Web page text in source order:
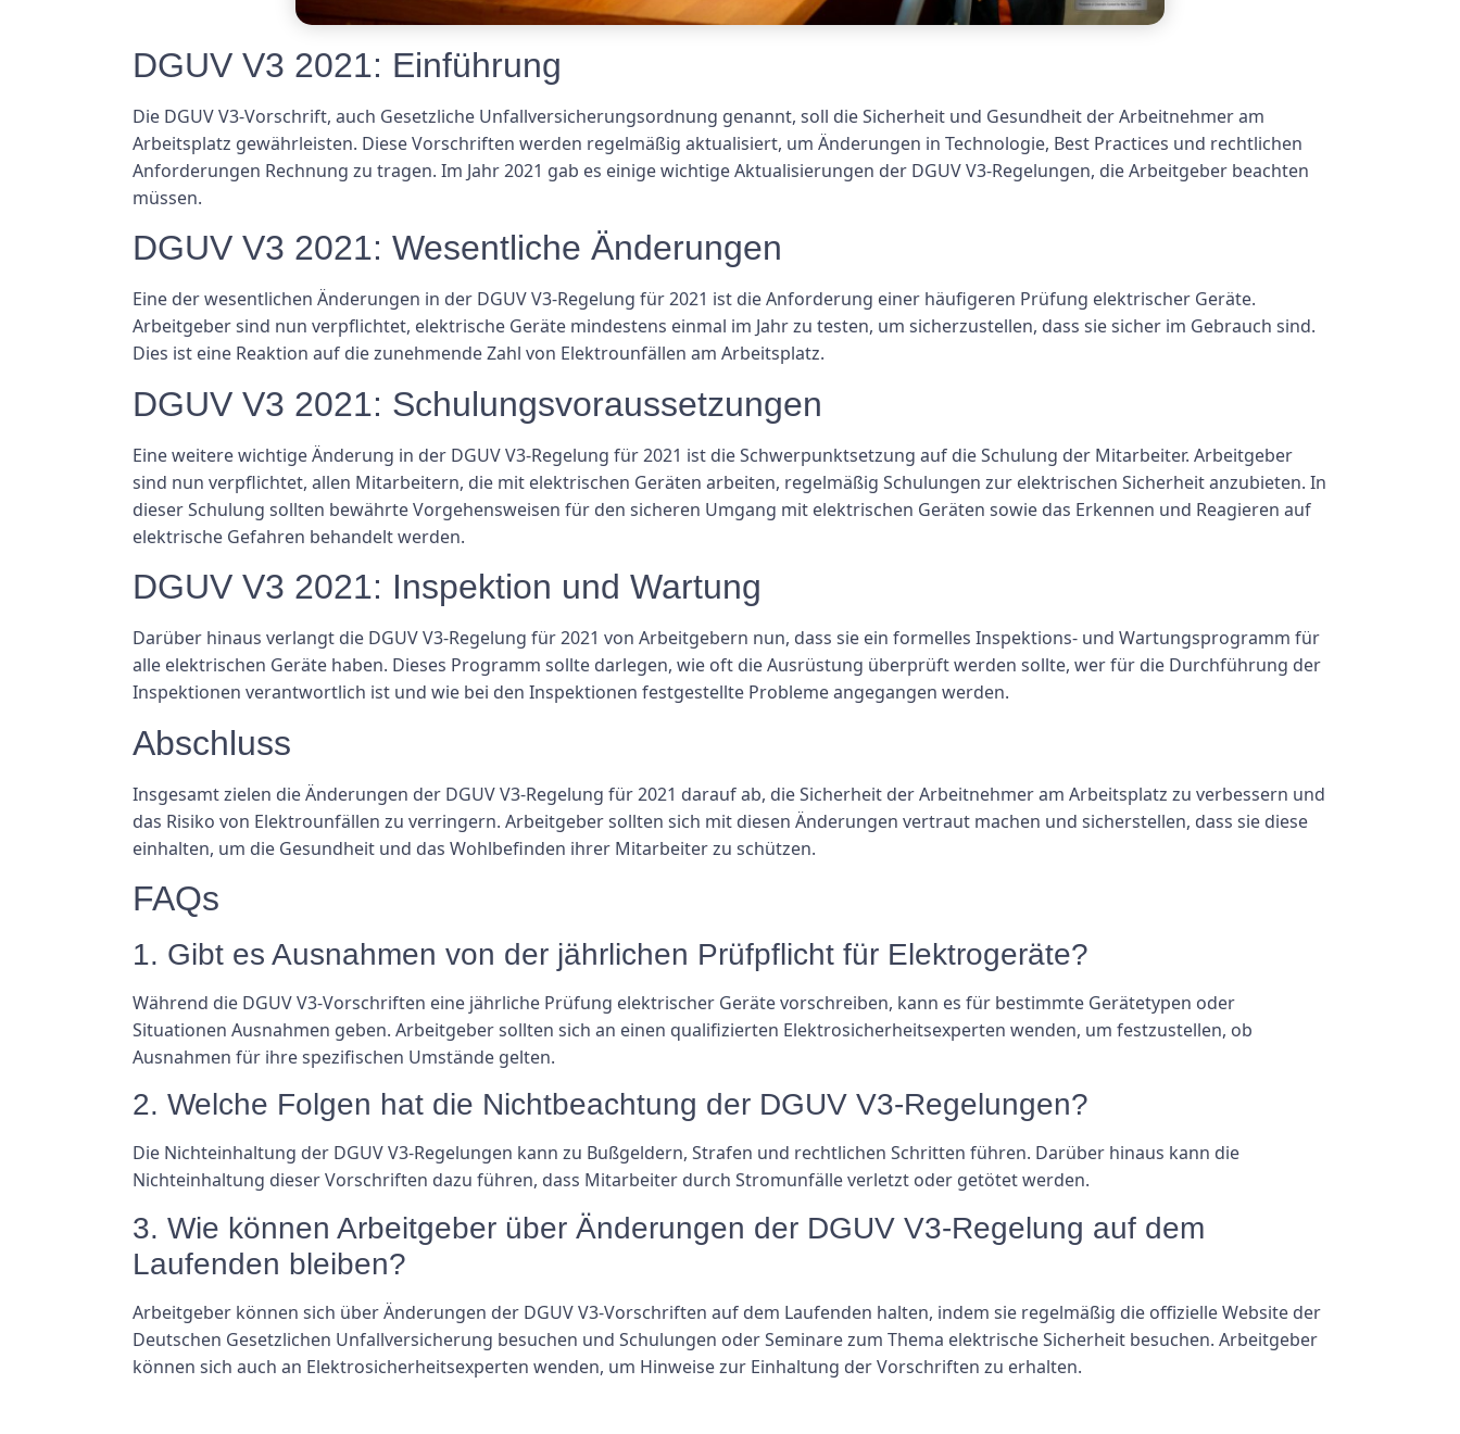
DGUV V3 2021: Einführung
Die DGUV V3-Vorschrift, auch Gesetzliche Unfallversicherungsordnung genannt, soll die Sicherheit und Gesundheit der Arbeitnehmer am
Arbeitsplatz gewährleisten. Diese Vorschriften werden regelmäßig aktualisiert, um Änderungen in Technologie, Best Practices und rechtlichen
Anforderungen Rechnung zu tragen. Im Jahr 2021 gab es einige wichtige Aktualisierungen der DGUV V3-Regelungen, die Arbeitgeber beachten
müssen.
DGUV V3 2021: Wesentliche Änderungen
Eine der wesentlichen Änderungen in der DGUV V3-Regelung für 2021 ist die Anforderung einer häufigeren Prüfung elektrischer Geräte.
Arbeitgeber sind nun verpflichtet, elektrische Geräte mindestens einmal im Jahr zu testen, um sicherzustellen, dass sie sicher im Gebrauch sind.
Dies ist eine Reaktion auf die zunehmende Zahl von Elektrounfällen am Arbeitsplatz.
DGUV V3 2021: Schulungsvoraussetzungen
Eine weitere wichtige Änderung in der DGUV V3-Regelung für 2021 ist die Schwerpunktsetzung auf die Schulung der Mitarbeiter. Arbeitgeber
sind nun verpflichtet, allen Mitarbeitern, die mit elektrischen Geräten arbeiten, regelmäßig Schulungen zur elektrischen Sicherheit anzubieten. In
dieser Schulung sollten bewährte Vorgehensweisen für den sicheren Umgang mit elektrischen Geräten sowie das Erkennen und Reagieren auf
elektrische Gefahren behandelt werden.
DGUV V3 2021: Inspektion und Wartung
Darüber hinaus verlangt die DGUV V3-Regelung für 2021 von Arbeitgebern nun, dass sie ein formelles Inspektions- und Wartungsprogramm für
alle elektrischen Geräte haben. Dieses Programm sollte darlegen, wie oft die Ausrüstung überprüft werden sollte, wer für die Durchführung der
Inspektionen verantwortlich ist und wie bei den Inspektionen festgestellte Probleme angegangen werden.
Abschluss
Insgesamt zielen die Änderungen der DGUV V3-Regelung für 2021 darauf ab, die Sicherheit der Arbeitnehmer am Arbeitsplatz zu verbessern und
das Risiko von Elektrounfällen zu verringern. Arbeitgeber sollten sich mit diesen Änderungen vertraut machen und sicherstellen, dass sie diese
einhalten, um die Gesundheit und das Wohlbefinden ihrer Mitarbeiter zu schützen.
FAQs
1. Gibt es Ausnahmen von der jährlichen Prüfpflicht für Elektrogeräte?
Während die DGUV V3-Vorschriften eine jährliche Prüfung elektrischer Geräte vorschreiben, kann es für bestimmte Gerätetypen oder
Situationen Ausnahmen geben. Arbeitgeber sollten sich an einen qualifizierten Elektrosicherheitsexperten wenden, um festzustellen, ob
Ausnahmen für ihre spezifischen Umstände gelten.
2. Welche Folgen hat die Nichtbeachtung der DGUV V3-Regelungen?
Die Nichteinhaltung der DGUV V3-Regelungen kann zu Bußgeldern, Strafen und rechtlichen Schritten führen. Darüber hinaus kann die
Nichteinhaltung dieser Vorschriften dazu führen, dass Mitarbeiter durch Stromunfälle verletzt oder getötet werden.
3. Wie können Arbeitgeber über Änderungen der DGUV V3-Regelung auf dem
Laufenden bleiben?
Arbeitgeber können sich über Änderungen der DGUV V3-Vorschriften auf dem Laufenden halten, indem sie regelmäßig die offizielle Website der
Deutschen Gesetzlichen Unfallversicherung besuchen und Schulungen oder Seminare zum Thema elektrische Sicherheit besuchen. Arbeitgeber
können sich auch an Elektrosicherheitsexperten wenden, um Hinweise zur Einhaltung der Vorschriften zu erhalten.